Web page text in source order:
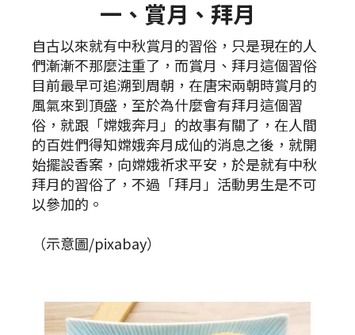
一、賞月、拜月
自古以來就有中秋賞月的習俗，只是現在的人
們漸漸不那麼注重了，而賞月、拜月這個習俗
目前最早可追溯到周朝，在唐宋兩朝時賞月的
風氣來到頂盛，至於為什麼會有拜月這個習
俗，就跟「嫦娥奔月」的故事有關了，在人間
的百姓們得知嫦娥奔月成仙的消息之後，就開
始擺設香案，向嫦娥祈求平安，於是就有中秋
拜月的習俗了，不過「拜月」活動男生是不可
以參加的。
（示意圖/pixabay）